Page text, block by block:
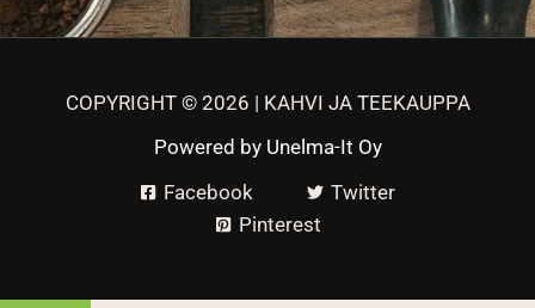
COPYRIGHT © 2026 | KAHVI JA TEEKAUPPA
Powered by Unelma-It Oy
Facebook
Twitter
Pinterest